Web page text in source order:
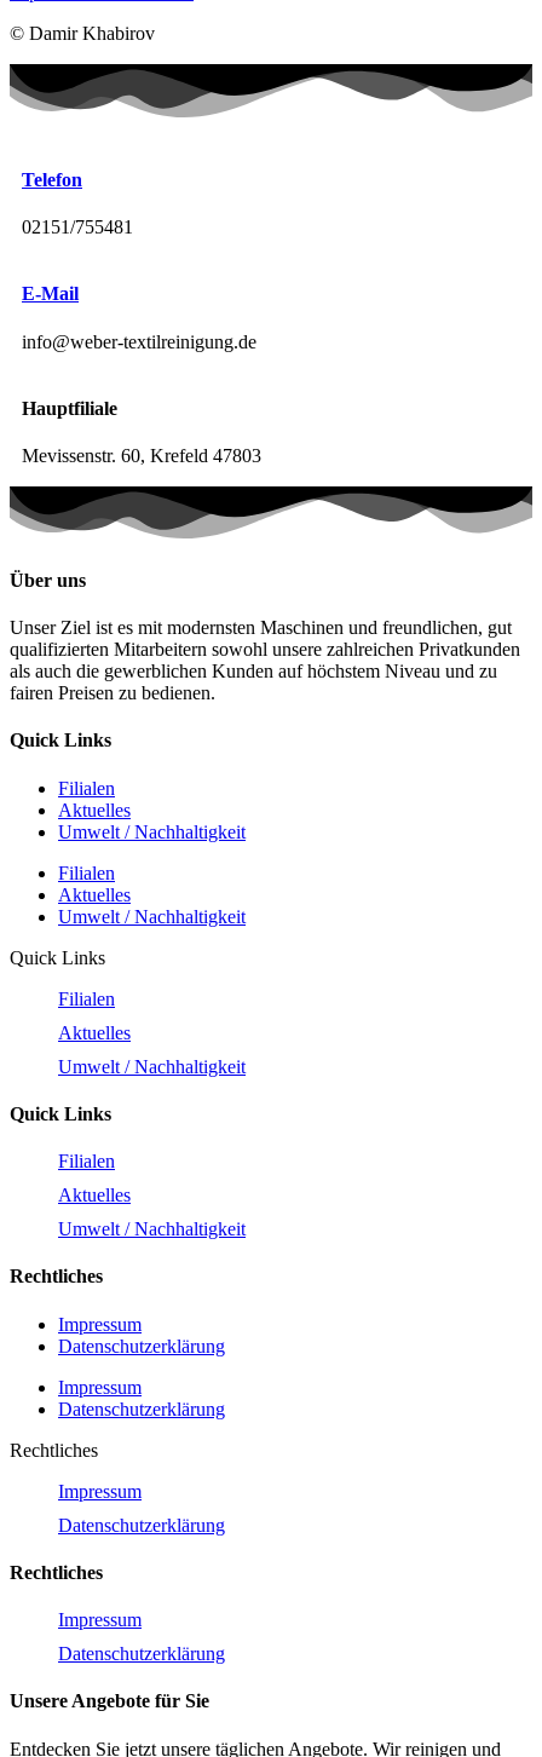
© Damir Khabirov
Telefon
02151/755481
E-Mail
info@weber-textilreinigung.de
Hauptfiliale
Mevissenstr. 60, Krefeld 47803
Über uns
Unser Ziel ist es mit modernsten Maschinen und freundlichen, gut
qualifizierten Mitarbeitern sowohl unsere zahlreichen Privatkunden
als auch die gewerblichen Kunden auf höchstem Niveau und zu
fairen Preisen zu bedienen.
Quick Links
Filialen
Aktuelles
Umwelt / Nachhaltigkeit
Filialen
Aktuelles
Umwelt / Nachhaltigkeit
Quick Links
Filialen
Aktuelles
Umwelt / Nachhaltigkeit
Quick Links
Filialen
Aktuelles
Umwelt / Nachhaltigkeit
Rechtliches
Impressum
Datenschutzerklärung
Impressum
Datenschutzerklärung
Rechtliches
Impressum
Datenschutzerklärung
Rechtliches
Impressum
Datenschutzerklärung
Unsere Angebote für Sie
Entdecken Sie jetzt unsere täglichen Angebote. Wir reinigen und